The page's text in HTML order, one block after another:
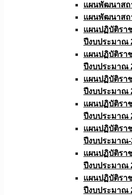
แผนพัฒนาสถ
แผนพัฒนาสถ
แผนปฏิบัติรา
ปีงบประมาณ
แผนปฏิบัติรา
ปีงบประมาณ
แผนปฏิบัติรา
ปีงบประมาณ
แผนปฏิบัติรา
ปีงบประมาณ
แผนปฏิบัติรา
ปีงบประมาณ-
แผนปฏิบัติรา
ปีงบประมาณ
แผนปฏิบัติรา
ปีงบประมาณ